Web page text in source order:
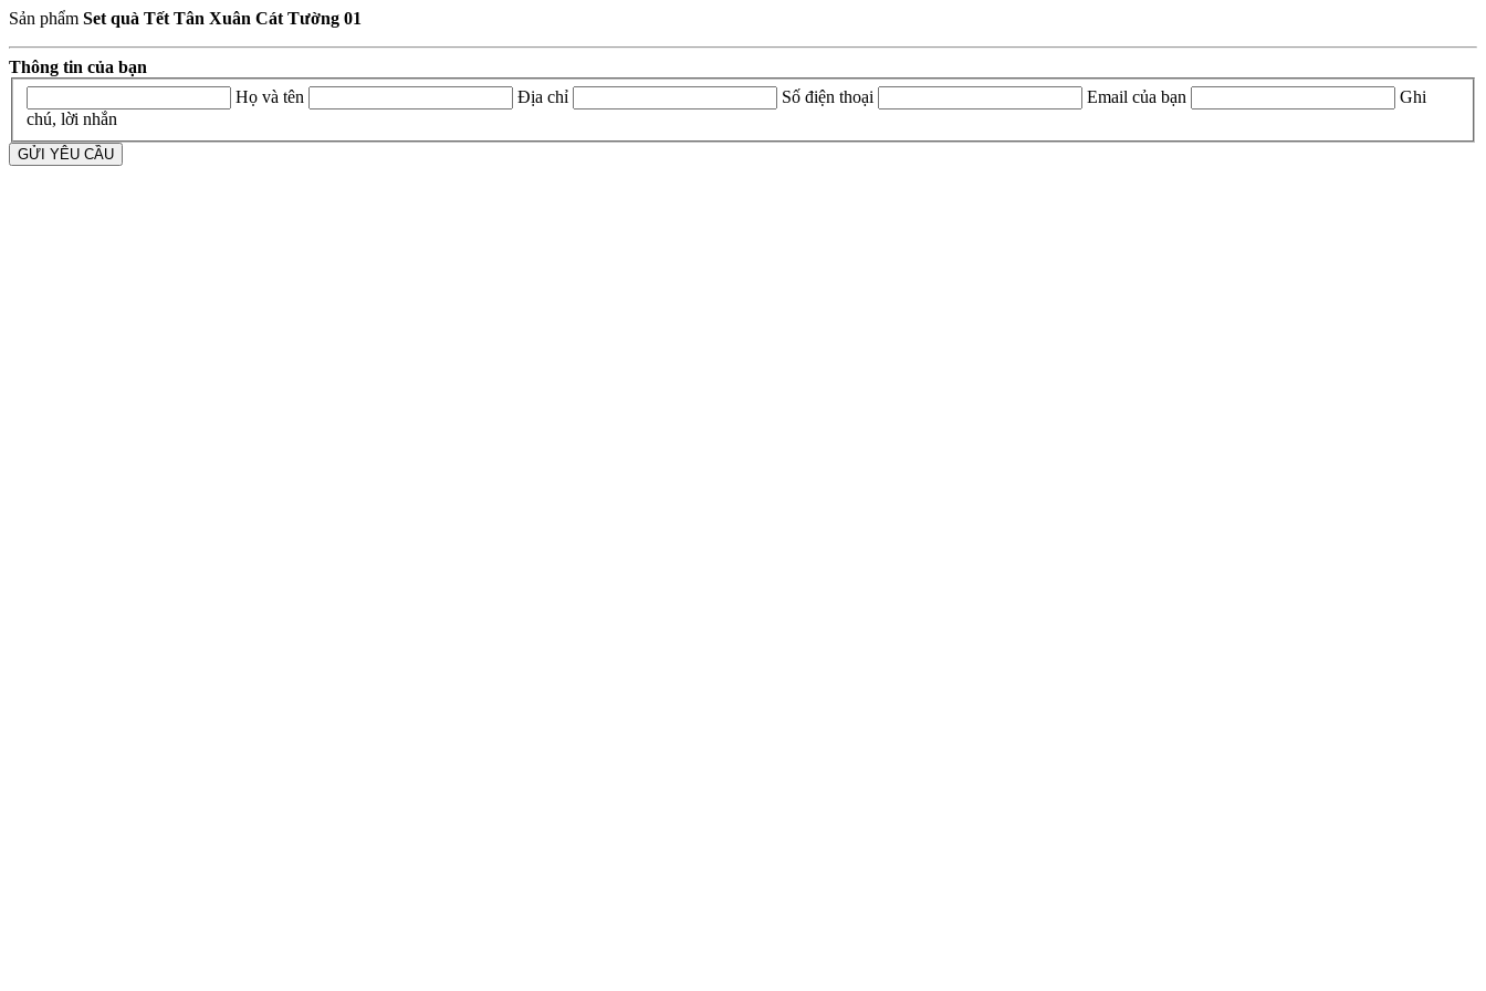
Sản phẩm Set quà Tết Tân Xuân Cát Tường 01
Thông tin của bạn
Họ và tên
Địa chỉ Số điện thoại Email của bạn
Ghi
chú, lời nhắn
GỬI YÊU CẦU